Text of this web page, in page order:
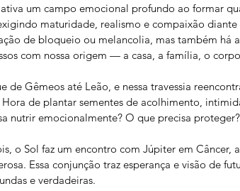
um campo emocional profundo ao formar
maturidade, realismo e compaixão
de bloqueio ou melancolia, mas também há
com nossa origem — a casa, a família, o
de Gêmeos até Leão, e nessa travessia
de plantar sementes de acolhimento,
nutrir emocionalmente? O que precisa proteger?
o Sol faz um encontro com Júpiter em Câncer,
Essa conjunção traz esperança e visão de
e verdadeiras.